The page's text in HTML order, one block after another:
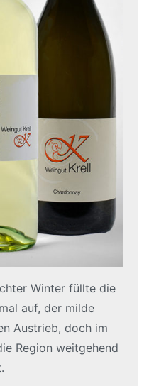
Winter füllte die
auf, der milde
Austrieb, doch im
Region weitgehend